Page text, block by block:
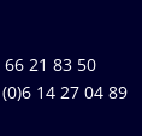
21 83 50
14 27 04 89